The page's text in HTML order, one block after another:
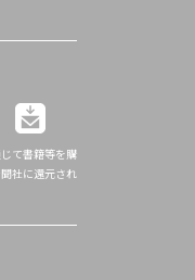
て書籍等を購
社に還元され